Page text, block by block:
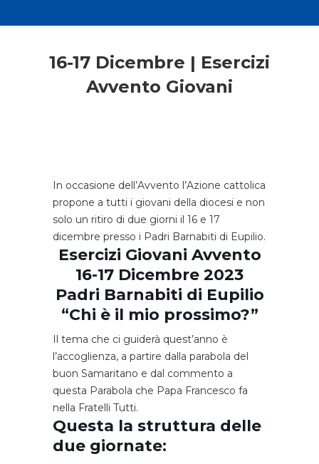
16-17 Dicembre | Esercizi
Avvento Giovani
In occasione dell’Avvento l’Azione cattolica
propone a tutti i giovani della diocesi e non
solo un ritiro di due giorni il 16 e 17
dicembre presso i Padri Barnabiti di Eupilio.
Esercizi Giovani Avvento
16-17 Dicembre 2023
Padri Barnabiti di Eupilio
“Chi è il mio prossimo?”
Il tema che ci guiderà quest’anno è
l’accoglienza, a partire dalla parabola del
buon Samaritano e dal commento a
questa Parabola che Papa Francesco fa
nella Fratelli Tutti.
Questa la struttura delle
due giornate: